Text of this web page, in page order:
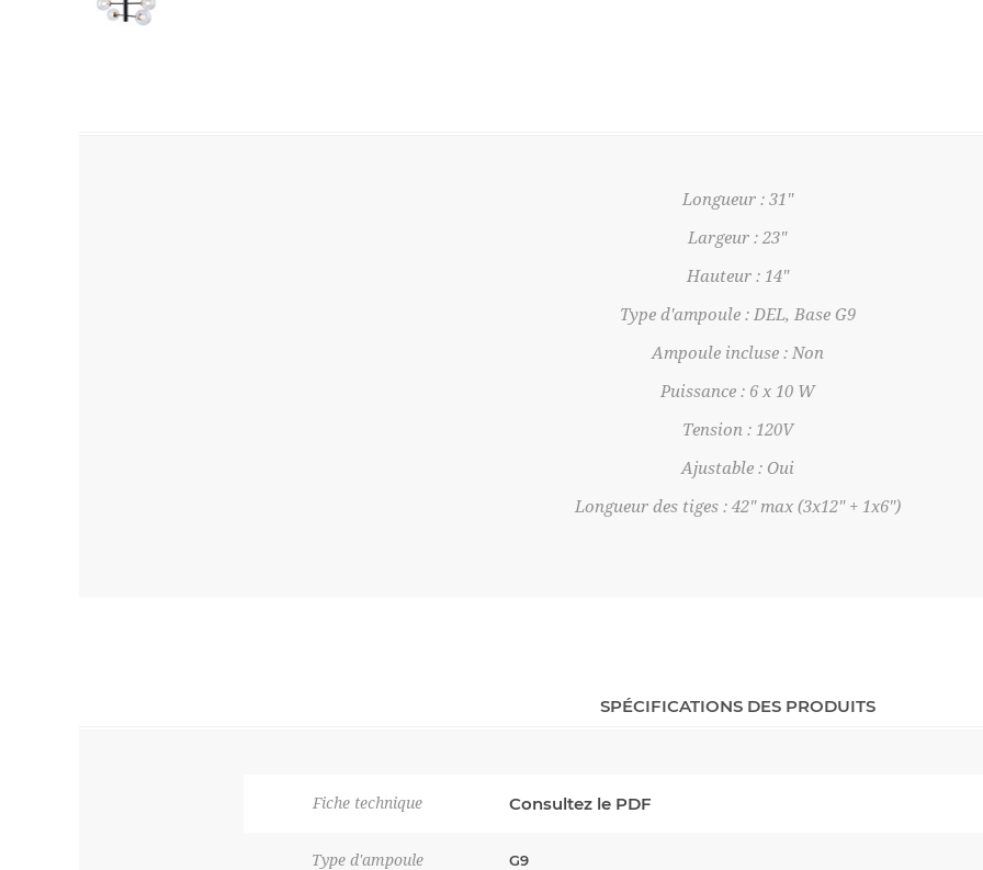
Longueur : 31"
Largeur : 23"
Hauteur : 14"
Type d'ampoule : DEL, Base G9
Ampoule incluse : Non
Puissance : 6 x 10 W
Tension : 120V
Ajustable : Oui
Longueur des tiges : 42" max (3x12" + 1x6")
SPÉCIFICATIONS DES PRODUITS
Fiche technique Consultez le PDF
Type d'ampoule G9